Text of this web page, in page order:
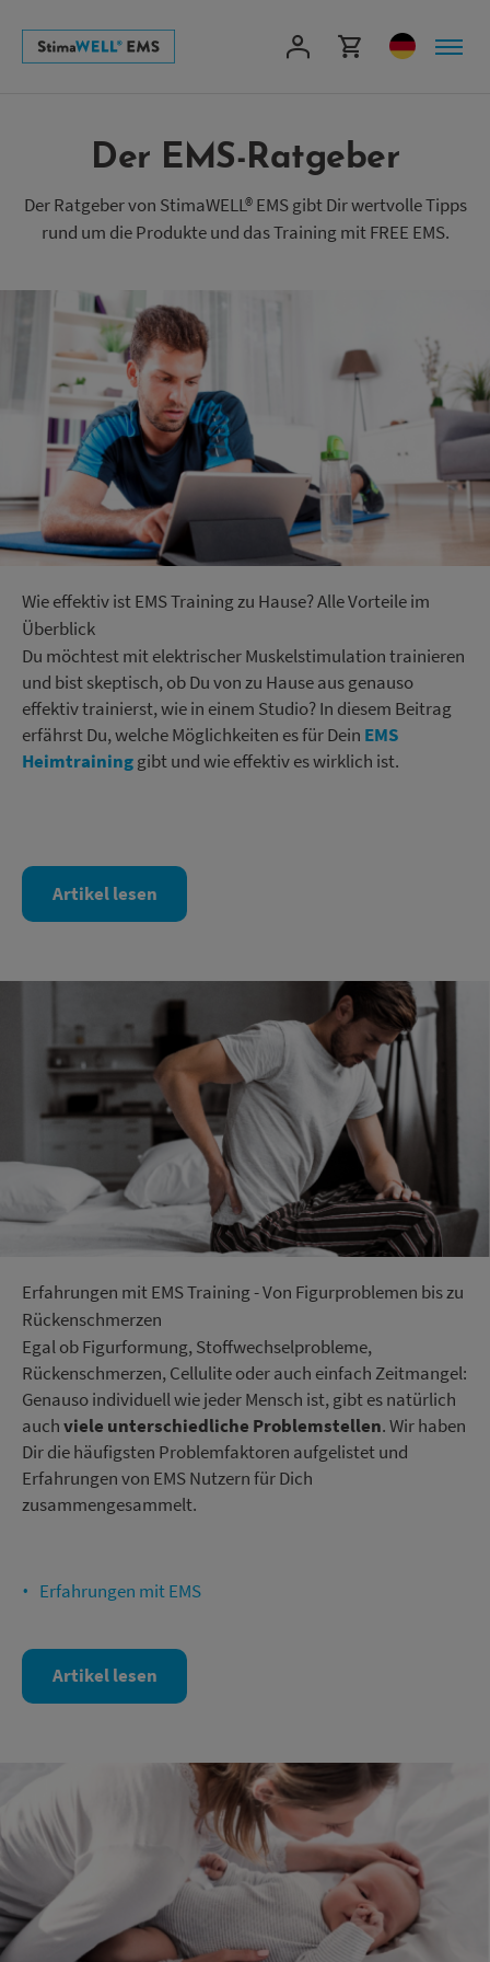
Inhalt
Der EMS-Ratgeber
Der Ratgeber von StimaWELL® EMS gibt Dir wertvolle Tipps
rund um die Produkte und das Training mit FREE EMS.
Wie effektiv ist EMS Training zu Hause? Alle Vorteile im
Überblick
Du möchtest mit elektrischer Muskelstimulation trainieren
und bist skeptisch, ob Du von zu Hause aus genauso
effektiv trainierst, wie in einem Studio? In diesem Beitrag
erfährst Du, welche Möglichkeiten es für Dein EMS
Heimtraininggibt und wie effektiv es wirklich ist.
Artikel lesen
Erfahrungen mit EMS Training - Von Figurproblemen bis zu
Rückenschmerzen
Egal ob Figurformung, Stoffwechselprobleme,
Rückenschmerzen, Cellulite oder auch einfach Zeitmangel:
Genauso individuell wie jeder Mensch ist, gibt es natürlich
auchviele unterschiedliche Problemstellen. Wir haben
Dir die häufigsten Problemfaktoren aufgelistet und
Erfahrungen von EMS Nutzern für Dich
zusammengesammelt.
Erfahrungen mit EMS
Artikel lesen